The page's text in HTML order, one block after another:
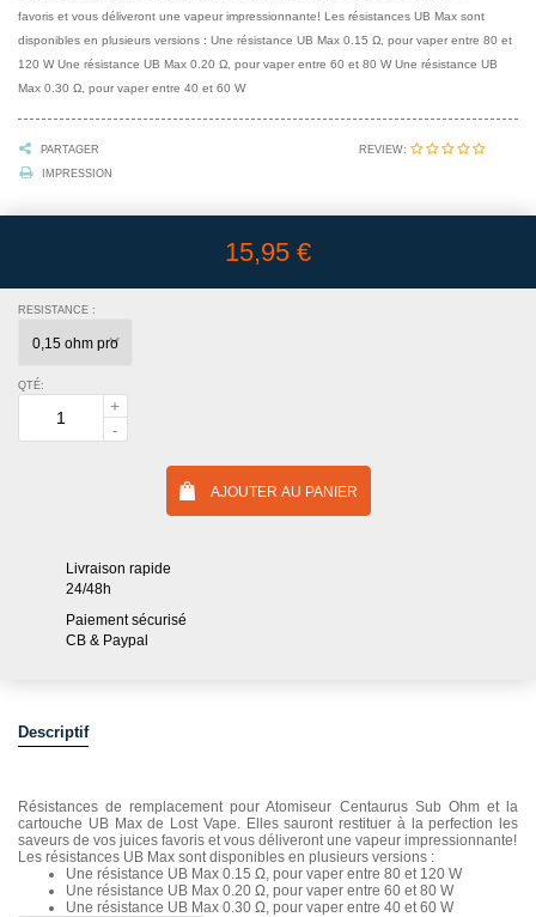
favoris et vous déliveront une vapeur impressionnante! Les résistances UB Max sont
disponibles en plusieurs versions : Une résistance UB Max 0.15 Ω, pour vaper entre 80 et
120 W Une résistance UB Max 0.20 Ω, pour vaper entre 60 et 80 W Une résistance UB
Max 0.30 Ω, pour vaper entre 40 et 60 W
PARTAGER
IMPRESSION
REVIEW:
15,95 €
RESISTANCE :
QTÉ:
AJOUTER AU PANIER
Livraison rapide
24/48h
Paiement sécurisé
CB & Paypal
Descriptif
Résistances de remplacement pour Atomiseur Centaurus Sub Ohm et la
cartouche UB Max de Lost Vape. Elles sauront restituer à la perfection les
saveurs de vos juices favoris et vous déliveront une vapeur impressionnante!
Les résistances UB Max sont disponibles en plusieurs versions :
Une résistance UB Max 0.15 Ω, pour vaper entre 80 et 120 W
Une résistance UB Max 0.20 Ω, pour vaper entre 60 et 80 W
Une résistance UB Max 0.30 Ω, pour vaper entre 40 et 60 W